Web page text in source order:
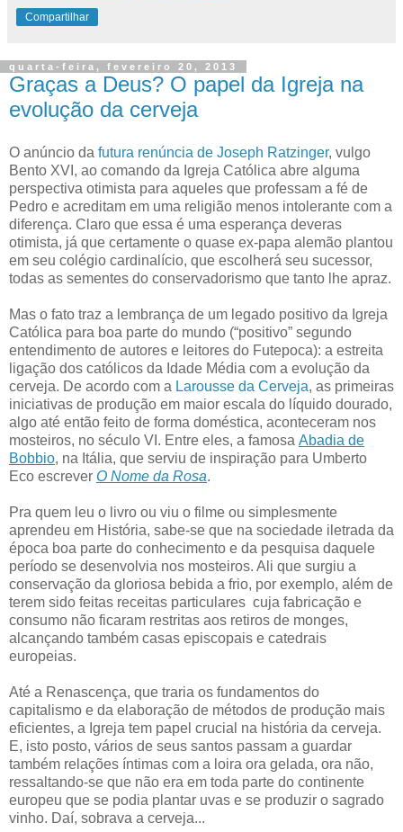
Compartilhar
quarta-feira, fevereiro 20, 2013
Graças a Deus? O papel da Igreja na
evolução da cerveja
O anúncio da futura renúncia de Joseph Ratzinger, vulgo
Bento XVI, ao comando da Igreja Católica abre alguma
perspectiva otimista para aqueles que professam a fé de
Pedro e acreditam em uma religião menos intolerante com a
diferença. Claro que essa é uma esperança deveras
otimista, já que certamente o quase ex-papa alemão plantou
em seu colégio cardinalício, que escolherá seu sucessor,
todas as sementes do conservadorismo que tanto lhe apraz.
Mas o fato traz a lembrança de um legado positivo da Igreja
Católica para boa parte do mundo (“positivo” segundo
entendimento de autores e leitores do Futepoca): a estreita
ligação dos católicos da Idade Média com a evolução da
cerveja. De acordo com a Larousse da Cerveja, as primeiras
iniciativas de produção em maior escala do líquido dourado,
algo até então feito de forma doméstica, aconteceram nos
mosteiros, no século VI. Entre eles, a famosa Abadia de
Bobbio, na Itália, que serviu de inspiração para Umberto
Eco escrever O Nome da Rosa.
Pra quem leu o livro ou viu o filme ou simplesmente
aprendeu em História, sabe-se que na sociedade iletrada da
época boa parte do conhecimento e da pesquisa daquele
período se desenvolvia nos mosteiros. Ali que surgiu a
conservação da gloriosa bebida a frio, por exemplo, além de
terem sido feitas receitas particulares cuja fabricação e
consumo não ficaram restritas aos retiros de monges,
alcançando também casas episcopais e catedrais
europeias.
Até a Renascença, que traria os fundamentos do
capitalismo e da elaboração de métodos de produção mais
eficientes, a Igreja tem papel crucial na história da cerveja.
E, isto posto, vários de seus santos passam a guardar
também relações íntimas com a loira ora gelada, ora não,
ressaltando-se que não era em toda parte do continente
europeu que se podia plantar uvas e se produzir o sagrado
vinho. Daí, sobrava a cerveja...